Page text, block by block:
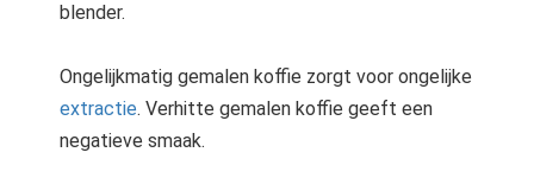
blender.
Ongelijkmatig gemalen koffie zorgt voor ongelijke
extractie. Verhitte gemalen koffie geeft een
negatieve smaak.